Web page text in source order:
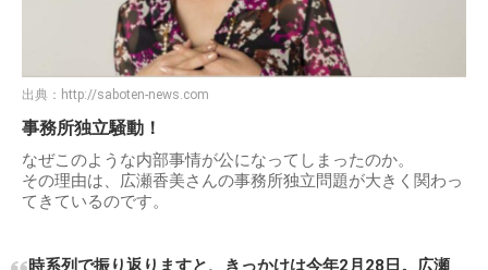
出典： http://saboten-news.com
事務所独立騒動！
なぜこのような内部事情が公になってしまったのか。
その理由は、広瀬香美さんの事務所独立問題が大きく関わっ
てきているのです。
時系列で振り返りますと、きっかけは今年2月28日。広瀬